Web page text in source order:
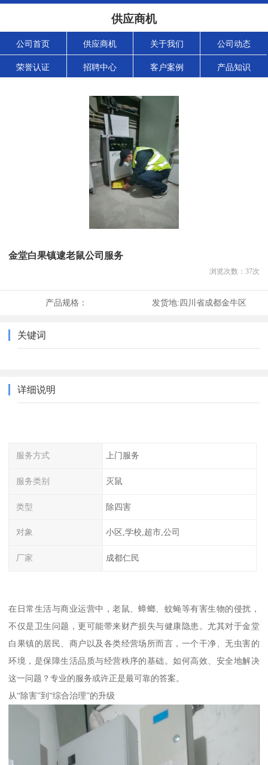
供应商机
公司首页 供应商机 关于我们 公司动态
荣誉认证 招聘中心 客户案例 产品知识
金堂白果镇逮老鼠公司服务
浏览次数： 37次
产品规格： 发货地:四川省成都金牛区
关键词
详细说明
服务方式 上门服务
服务类别 灭鼠
类型 除四害
对象 小区,学校,超市,公司
厂家 成都仁民
在日常生活与商业运营中，老鼠、蟑螂、蚊蝇等有害生物的侵扰，
不仅是卫生问题，更可能带来财产损失与健康隐患。尤其对于金堂
白果镇的居民、商户以及各类经营场所而言，一个干净、无虫害的
环境，是保障生活品质与经营秩序的基础。如何高效、安全地解决
这一问题？专业的服务或许正是最可靠的答案。
从“除害”到“综合治理”的升级